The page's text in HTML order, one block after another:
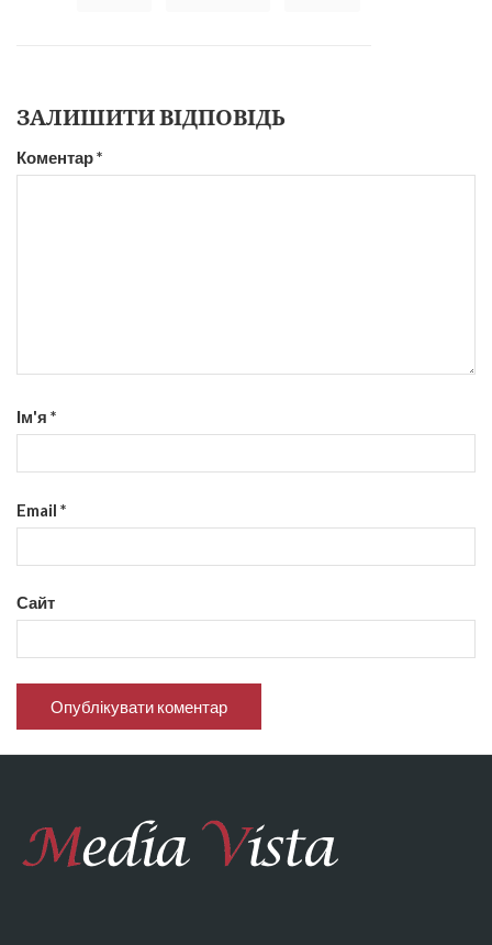
ЗАЛИШИТИ ВІДПОВІДЬ
Коментар*
Ім'я *
Email *
Сайт